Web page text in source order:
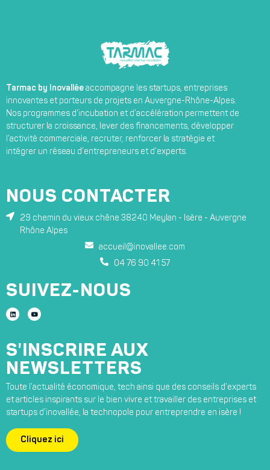
Tarmac by Inovallée accompagne les startups, entreprises
innovantes et porteurs de projets en Auvergne-Rhône-Alpes.
Nos programmes d’incubation et d’accélération permettent de
structurer la croissance, lever des financements, développer
l’activité commerciale, recruter, renforcer la stratégie et
intégrer un réseau d’entrepreneurs et d’experts.
NOUS CONTACTER
29 chemin du vieux chêne 38240 Meylan - Isère - Auvergne
Rhône Alpes
accueil@inovallee.com
04 76 90 41 57
SUIVEZ-NOUS
S'INSCRIRE AUX
NEWSLETTERS
Toute l’actualité économique, tech ainsi que des conseils d’experts
et articles inspirants sur le bien vivre et travailler des entreprises et
startups d’inovallée, la technopole pour entreprendre en isère !
Cliquez ici